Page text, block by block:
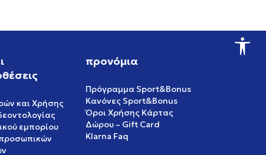
και Χρήσης
εμπορίου
προνόμια
Πρόγραμμα Sport&Bonus
Κανόνες Sport&Bonus
Όροι Χρήσης Κάρτας
Δώρου – Gift Card
Klarna Faq